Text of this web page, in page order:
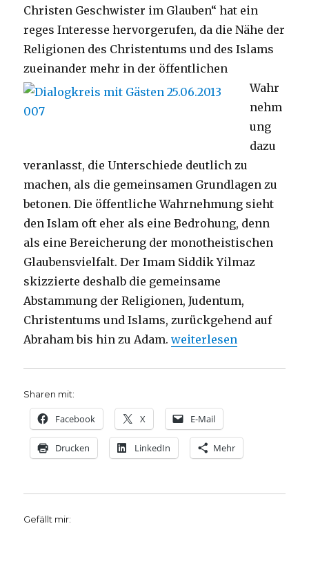
Christen Geschwister im Glauben“ hat ein
reges Interesse hervorgerufen, da die Nähe der
Religionen des Christentums und des Islams
zueinander mehr in der öffentlichen
Wahr
nehm
ung
dazu
veranlasst, die Unterschiede deutlich zu
machen, als die gemeinsamen Grundlagen zu
betonen. Die öffentliche Wahrnehmung sieht
den Islam oft eher als eine Bedrohung, denn
als eine Bereicherung der monotheistischen
Glaubensvielfalt. Der Imam Siddik Yilmaz
skizzierte deshalb die gemeinsame
Abstammung der Religionen, Judentum,
Christentums und Islams, zurückgehend auf
Abraham bis hin zu Adam.„Sind Muslime und
weiterlesen
Sharen mit:
Facebook X E-Mail
Drucken LinkedIn Mehr
Gefällt mir: